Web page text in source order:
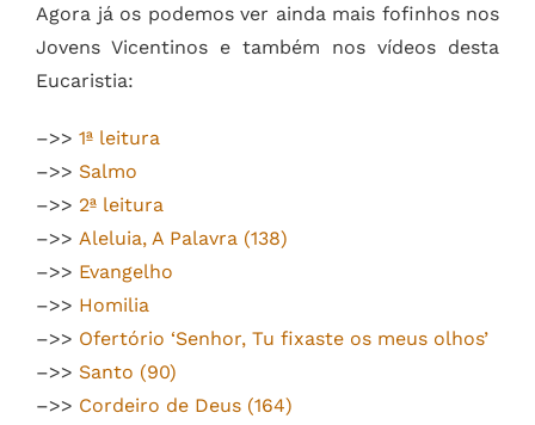
Agora já os podemos ver ainda mais fofinhos nos
Jovens Vicentinos e também nos vídeos desta
Eucaristia:
–>> 1ª leitura
–>> Salmo
–>> 2ª leitura
–>> Aleluia, A Palavra (138)
–>> Evangelho
–>> Homilia
–>> Ofertório ‘Senhor, Tu fixaste os meus olhos’
–>> Santo (90)
–>> Cordeiro de Deus (164)